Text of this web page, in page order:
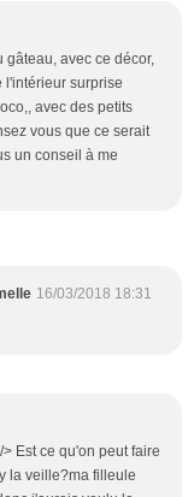
avec ce décor,
l'intérieur surprise
avec des petits
vous que ce serait
un conseil à me
16/03/2018 18:31
Est ce qu'on peut faire
la veille?ma filleule